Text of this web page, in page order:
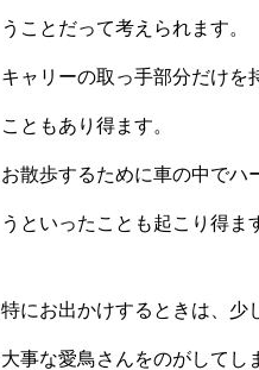
うことだって考えられます。
キャリーの取っ手部分だけを
こともあり得ます。
お散歩するために車の中でハ
うといったことも起こり得ま
特にお出かけするときは、少
大事な愛鳥さんをのがしてし